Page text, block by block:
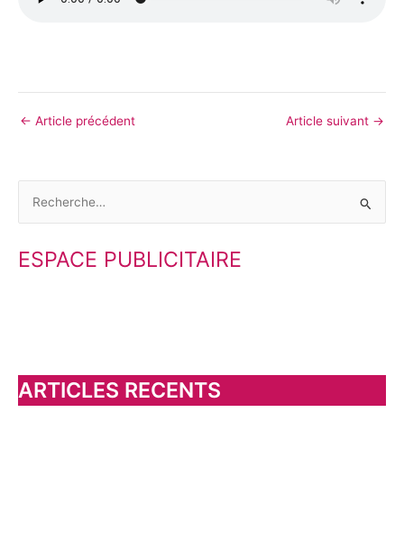
← Article précédent Article suivant →
c
h
e
ESPACE PUBLICITAIRE
ARTICLES RECENTS